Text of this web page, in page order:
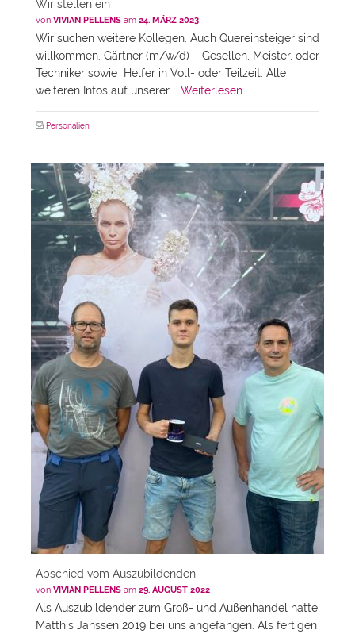
Wir stellen ein
von VIVIAN PELLENS am 24. MÄRZ 2023
Wir suchen weitere Kollegen. Auch Quereinsteiger sind
willkommen. Gärtner (m/w/d) – Gesellen, Meister, oder
Techniker sowie Helfer in Voll- oder Teilzeit. Alle
weiteren Infos auf unserer … Weiterlesen
Personalien
Abschied vom Auszubildenden
von VIVIAN PELLENS am 29. AUGUST 2022
Als Auszubildender zum Groß- und Außenhandel hatte
Matthis Janssen 2019 bei uns angefangen. Als fertigen